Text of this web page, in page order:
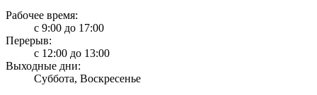
Рабочее время:
с 9:00 до 17:00
Перерыв:
с 12:00 до 13:00
Выходные дни:
Суббота, Воскресенье